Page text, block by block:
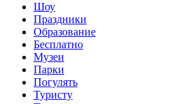
Шоу
Праздники
Образование
Бесплатно
Музеи
Парки
Погулять
Туристу